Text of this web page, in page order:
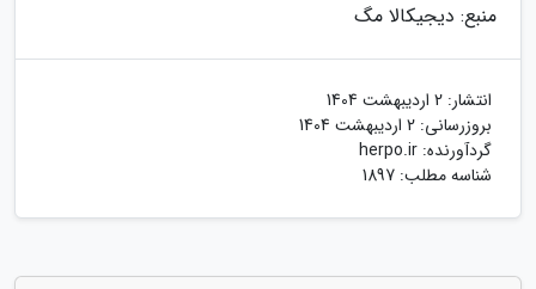
منبع: دیجیکالا مگ
انتشار: 2 اردیبهشت 1404
بروزرسانی: 2 اردیبهشت 1404
گردآورنده: herpo.ir
شناسه مطلب: 1897